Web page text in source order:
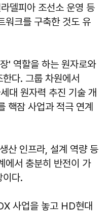
델피아 조선소 운영 등
워크를 구축한 것도 유
' 역할을 하는 원자로와
다. 그룹 차원에서
대 원자력 추진 기술 개
핵잠 사업과 적극 연계
산 인프라, 설계 역량 등
에서 충분히 반전이 가
다.
사업을 놓고 HD현대